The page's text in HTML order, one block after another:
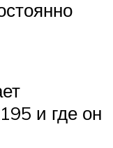
и где он